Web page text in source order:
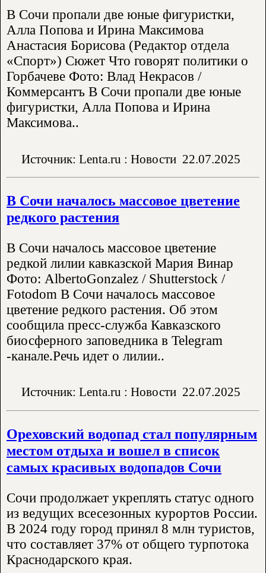
В Сочи пропали две юные фигуристки,
Алла Попова и Ирина Максимова
Анастасия Борисова (Редактор отдела
«Спорт») Сюжет Что говорят политики о
Горбачеве Фото: Влад Некрасов /
Коммерсантъ В Сочи пропали две юные
фигуристки, Алла Попова и Ирина
Максимова..
Источник: Lenta.ru : Новости 22.07.2025
В Сочи началось массовое цветение
редкого растения
В Сочи началось массовое цветение
редкой лилии кавказской Мария Винар
Фото: AlbertoGonzalez / Shutterstock /
Fotodom В Сочи началось массовое
цветение редкого растения. Об этом
сообщила пресс-служба Кавказского
биосферного заповедника в Telegram
-канале.Речь идет о лилии..
Источник: Lenta.ru : Новости 22.07.2025
Ореховский водопад стал популярным
местом отдыха и вошел в список
самых красивых водопадов Сочи
Сочи продолжает укреплять статус одного
из ведущих всесезонных курортов России.
В 2024 году город принял 8 млн туристов,
что составляет 37% от общего турпотока
Краснодарского края.